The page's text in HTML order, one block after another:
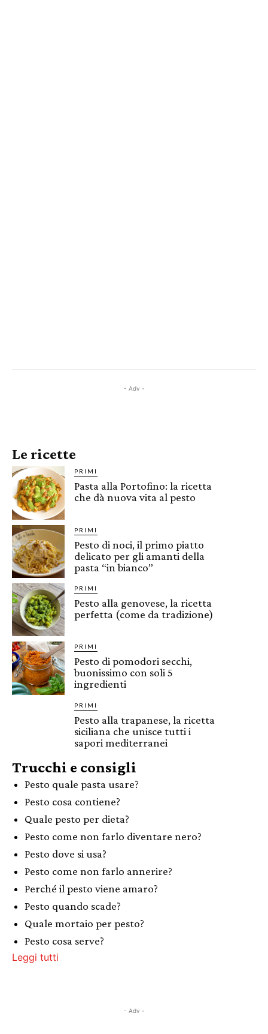
- Adv -
Le ricette
PRIMI
Pasta alla Portofino: la ricetta
che dà nuova vita al pesto
PRIMI
Pesto di noci, il primo piatto
delicato per gli amanti della
pasta “in bianco”
PRIMI
Pesto alla genovese, la ricetta
perfetta (come da tradizione)
PRIMI
Pesto di pomodori secchi,
buonissimo con soli 5
ingredienti
PRIMI
Pesto alla trapanese, la ricetta
siciliana che unisce tutti i
sapori mediterranei
Trucchi e consigli
Pesto quale pasta usare?
Pesto cosa contiene?
Quale pesto per dieta?
Pesto come non farlo diventare nero?
Pesto dove si usa?
Pesto come non farlo annerire?
Perché il pesto viene amaro?
Pesto quando scade?
Quale mortaio per pesto?
Pesto cosa serve?
Leggi tutti
- Adv -